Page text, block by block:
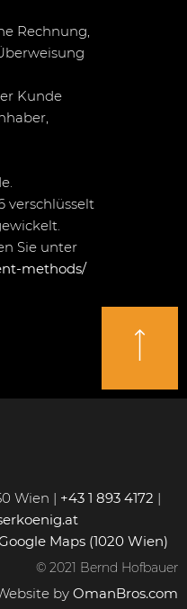
Rechnung,
Kunde
verschlüsselt
Sie unter
methods/
Wien | +43 1 893 4172 |
Maps (1020 Wien)
© 2021 Bernd Hofbauer
by OmanBros.com